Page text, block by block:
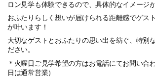
ロン見学も体験できるので、具体的なイメージ
おふたりらしく想いが届けられる距離感でゲス
が叶います！
大切なゲストとおふたりの思い出を紡ぐ、特別
ださい。
＊火曜日ご見学希望の方はお電話にてお問い合
日は通常営業）